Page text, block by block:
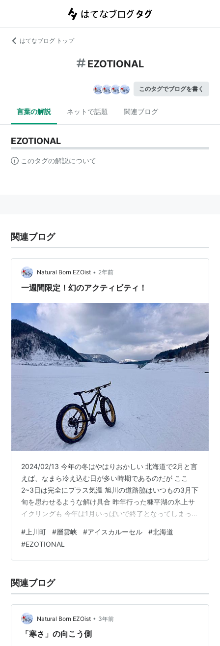
はてなブログ トップ
EZOTIONAL
このタグでブログを書く
言葉の解説 ネットで話題 関連ブログ
EZOTIONAL
このタグの解説について
関連ブログ
Natural Born EZOist • 2年前
一週間限定！幻のアクティビティ！
2024/02/13 今年の冬はやはりおかしい 北海道で2月と言
えば、なまら冷え込む日が多い時期であるのだが ここ
2~3日は完全にプラス気温 旭川の道路脇はいつもの3月下
旬を思わせるような解け具合 昨年行った糠平湖の氷上サ
イクリングも 今年は1月いっぱいで終了となってしまった
一つ楽しみにしていたイベント 大雪ダムのアイスカルー
セル！ 昨年はかなり冷え込んだ日に行ったのだ
ezotional.com しかし今年はどうだ？ 気温はプラス５
かスパイク履かせてなかったから お留守番し…
# 上川町 #層雲峡 #アイスカルーセル #北海道
#EZOTIONAL
関連ブログ
Natural Born EZOist • 3年前
「寒さ」の向こう側